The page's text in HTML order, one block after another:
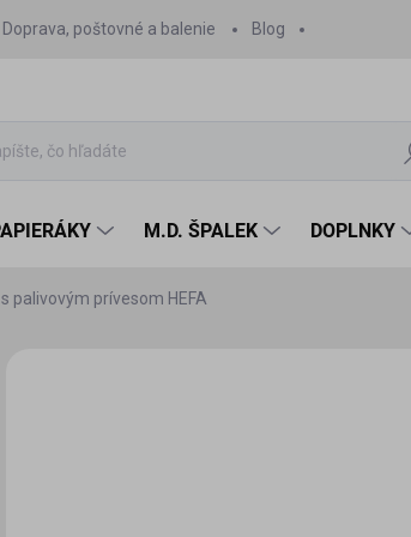
Doprava, poštovné a balenie Blog
M.D. ŠPALEK DOPLNKY
palivovým prívesom HEFA